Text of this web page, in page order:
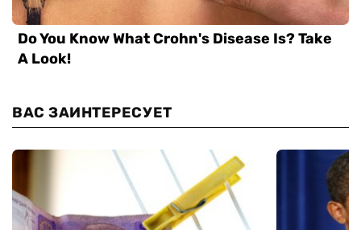
ВАС ЗАИНТЕРЕСУЕТ